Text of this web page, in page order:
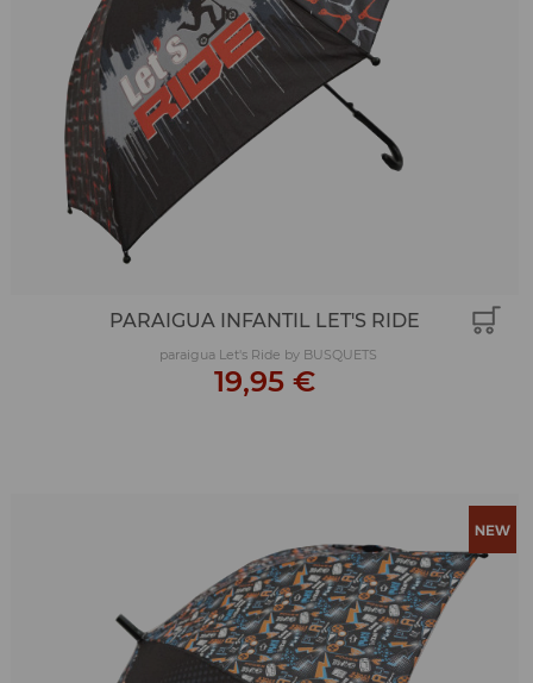
PARAIGUA INFANTIL LET'S RIDE
paraigua Let's Ride by BUSQUETS
19,95 €